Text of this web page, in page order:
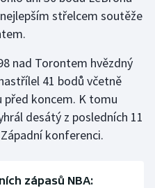
střelcem soutěže
nad Torontem hvězdný
41 bodů včetně
koncem. K tomu
desátý z posledních 11
konferenci.
zápasů NBA: